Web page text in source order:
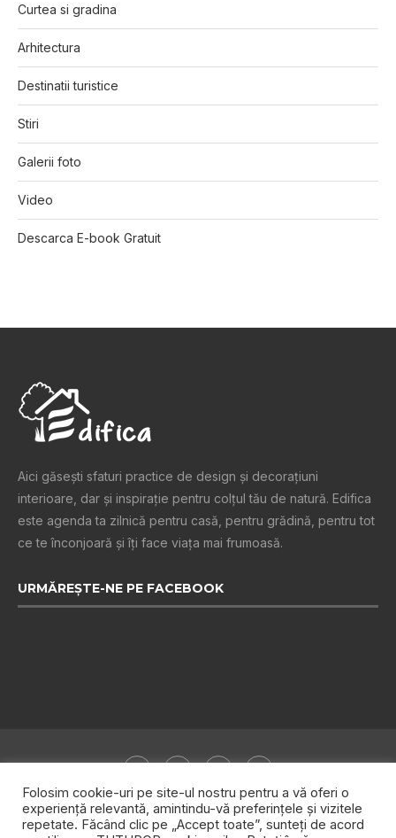
Curtea si gradina
Arhitectura
Destinatii turistice
Stiri
Galerii foto
Video
Descarca E-book Gratuit
Aici găsești sfaturi practice de design şi decoraţiuni
interioare, dar și inspiraţie pentru colţul tău de natură. Edifica
este agenda ta zilnică pentru casă, pentru grădină, pentru tot
ce te înconjoară şi îţi face viaţa mai frumoasă.
URMĂREȘTE-NE PE FACEBOOK
Folosim cookie-uri pe site-ul nostru pentru a vă oferi o
experiență relevantă, amintindu-vă preferințele și vizitele
repetate. Făcând clic pe „Accept toate”, sunteți de acord